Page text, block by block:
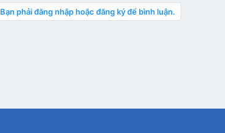
Bạn phải đăng nhập hoặc đăng ký để bình luận.